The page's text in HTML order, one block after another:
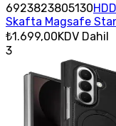
6923823805130
Skafta Magsafe
₺1.699,00KDV Dahil
3